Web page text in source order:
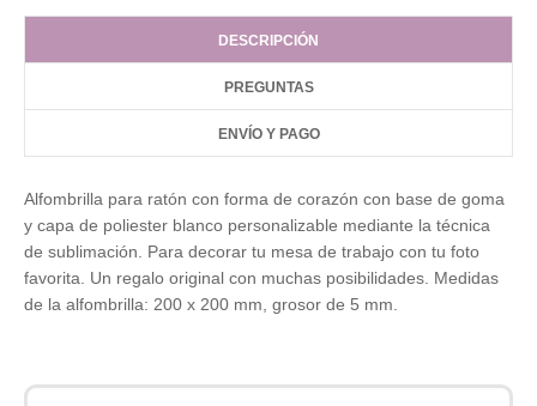
DESCRIPCIÓN
PREGUNTAS
ENVÍO Y PAGO
Alfombrilla para ratón con forma de corazón con base de goma
y capa de poliester blanco personalizable mediante la técnica
de sublimación. Para decorar tu mesa de trabajo con tu foto
favorita. Un regalo original con muchas posibilidades. Medidas
de la alfombrilla: 200 x 200 mm, grosor de 5 mm.